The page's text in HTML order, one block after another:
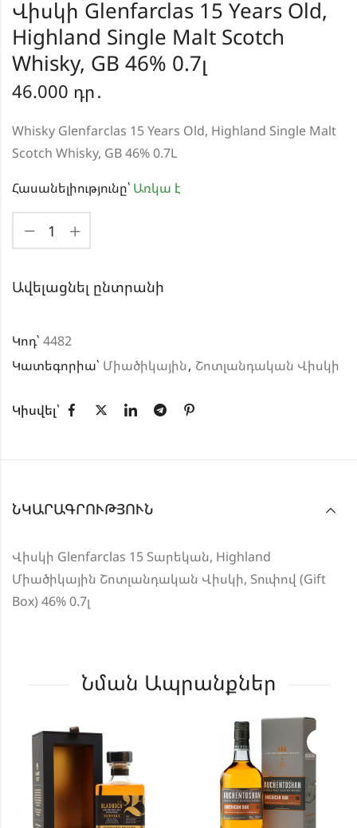
Վիսկի Glenfarclas 15 Years Old,
Highland Single Malt Scotch
Whisky, GB 46% 0.7լ
46.000 դր․
Whisky Glenfarclas 15 Years Old, Highland Single Malt
Scotch Whisky, GB 46% 0.7L
Հասանելիությունը՝ Առկա է
Ավելացնել ընտրանի
Կոդ՝ 4482
Կատեգորիա՝ Միածիկային, Շոտլանդական Վիսկի
Կիսվել՝
ՆԿԱՐԱԳՐՈՒԹՅՈՒՆ
Վիսկի Glenfarclas 15 Տարեկան, Highland
Միածիկային Շոտլանդական Վիսկի, Տուփով (Gift
Box) 46% 0.7լ
Նման Ապրանքներ